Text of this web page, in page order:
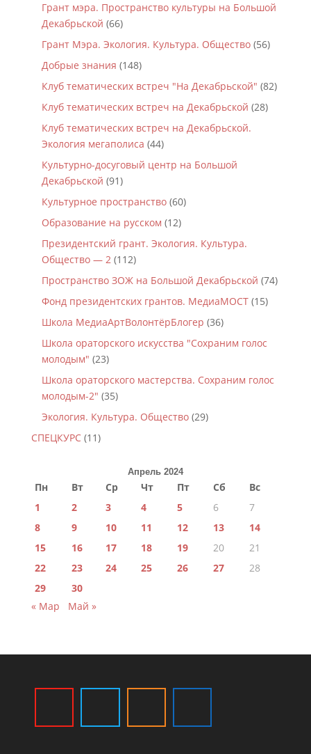
Грант мэра. Пространство культуры на Большой
Декабрьской (66)
Грант Мэра. Экология. Культура. Общество(56)
Добрые знания (148)
Клуб тематических встреч "На Декабрьской" (82)
Клуб тематических встреч на Декабрьской (28)
Клуб тематических встреч на Декабрьской.
Экология мегаполиса (44)
Культурно-досуговый центр на Большой
Декабрьской (91)
Культурное пространство(60)
Образование на русском (12)
Президентский грант. Экология. Культура.
Общество — 2(112)
Пространство ЗОЖ на Большой Декабрьской (74)
Фонд президентских грантов. МедиаМОСТ(15)
Школа МедиаАртВолонтёрБлогер (36)
Школа ораторского искусства "Сохраним голос
молодым" (23)
Школа ораторского мастерства. Сохраним голос
молодым-2" (35)
Экология. Культура. Общество(29)
СПЕЦКУРС(11)
Апрель 2024
Пн Вт Ср Чт Пт Сб
Вс
1
2 3 4 5 6
7
8
9 10 11 12 13
14
15
16 17 18 19 20
21
22
23 24 25 26 27
28
29
30
« Мар
Май »